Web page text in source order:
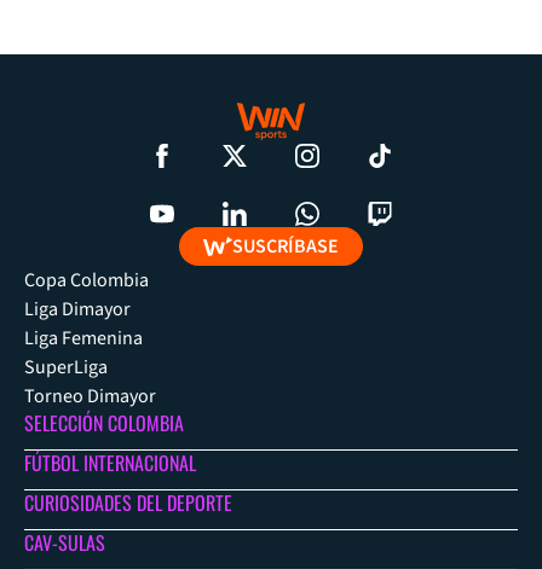
SUSCRÍBASE
Copa Colombia
Liga Dimayor
Liga Femenina
SuperLiga
Torneo Dimayor
SELECCIÓN COLOMBIA
FÚTBOL INTERNACIONAL
CURIOSIDADES DEL DEPORTE
CAV-SULAS